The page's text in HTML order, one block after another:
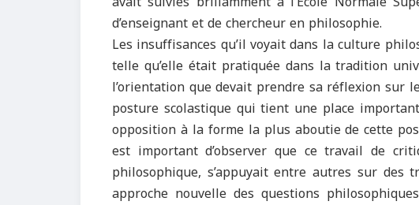
d’enseignant et de chercheur en philosophie.
Les insuffisances qu’il voyait dans la culture
telle qu’elle était pratiquée dans la tradition
l’orientation que devait prendre sa réflexion sur
posture scolastique qui tient une place
opposition à la forme la plus aboutie de cette
est important d’observer que ce travail de
philosophique, s’appuyait entre autres sur
approche nouvelle des questions